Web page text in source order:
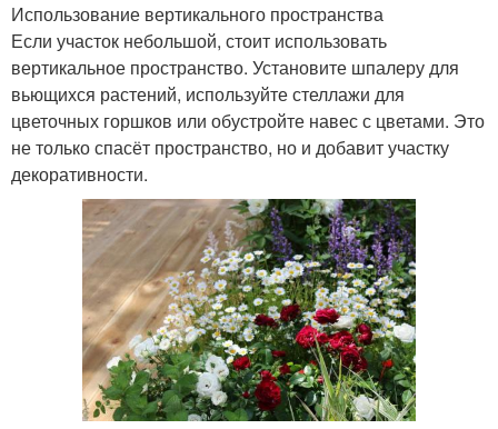
Использование вертикального пространства
Если участок небольшой, стоит использовать
вертикальное пространство. Установите шпалеру для
вьющихся растений, используйте стеллажи для
цветочных горшков или обустройте навес с цветами. Это
не только спасёт пространство, но и добавит участку
декоративности.